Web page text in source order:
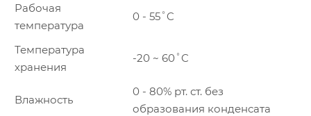
Рабочая
температура
0 - 55˚C
Температура
хранения
-20 ~ 60˚C
Влажность
0 - 80% рт. ст. без
образования конденсата